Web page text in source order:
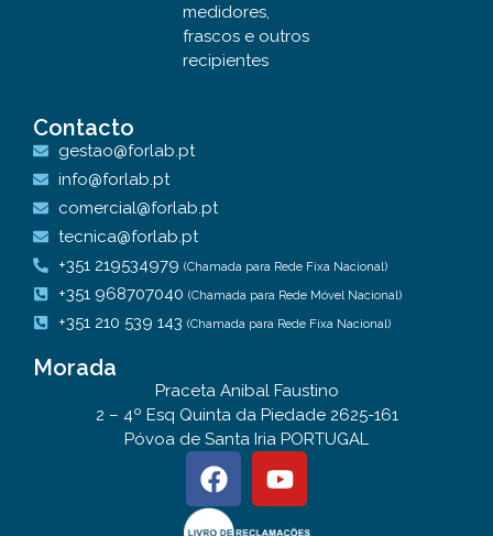
medidores,
frascos e outros
recipientes
Contacto
gestao@forlab.pt
info@forlab.pt
comercial@forlab.pt
tecnica@forlab.pt
+351 219534979 (Chamada para Rede Fixa Nacional)
+351 968707040 (Chamada para Rede Móvel Nacional)
+351 210 539 143 (Chamada para Rede Fixa Nacional)
Morada
Praceta Anibal Faustino
2 – 4º Esq Quinta da Piedade 2625-161
Póvoa de Santa Iria PORTUGAL